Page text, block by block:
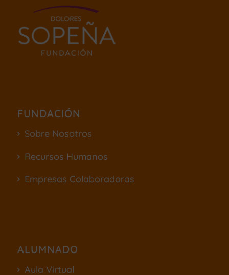
FUNDACIÓN
Sobre Nosotros
Recursos Humanos
Empresas Colaboradoras
ALUMNADO
Aula Virtual